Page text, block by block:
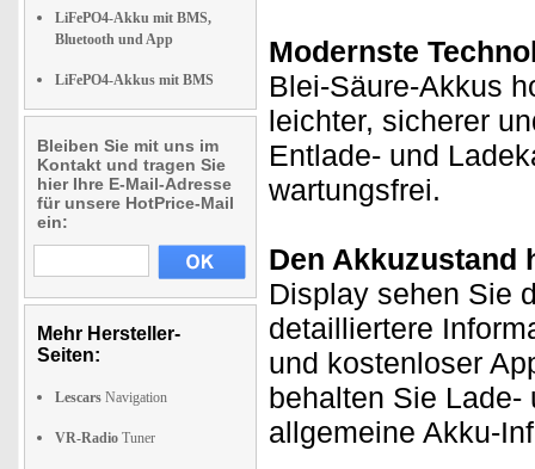
LiFePO4-Akku mit BMS,
Bluetooth und App
LiFePO4-Akkus mit BMS
Bleiben Sie mit uns im
Kontakt und tragen Sie
hier Ihre E-Mail-Adresse
für unsere HotPrice-Mail
ein:
Mehr Hersteller-
Seiten:
Lescars Navigation
VR-Radio Tuner
Modernste
Blei-Säure-Akkus
leichter, sicherer
Entlade- und
wartungsfrei.
Den Akkuzustand
Display sehen Sie
detailliertere
und kostenloser
behalten Sie
allgemeine Akku-